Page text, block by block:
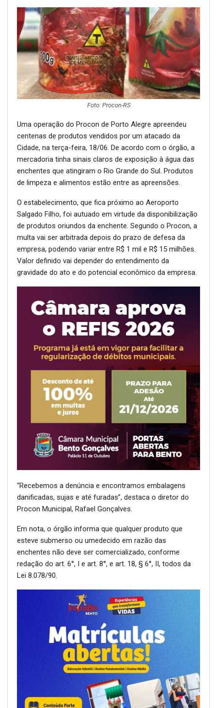
Foto: Procon-RS
Uma operação do Procon de Porto Alegre apreendeu
centenas de produtos vendidos por um atacado da
Cidade, na terça-feira, 18/06. De acordo com o órgão, a
mercadoria tinha sinais claros de exposição à água das
enchentes que atingiram o Rio Grande do Sul. Produtos
de limpeza e alimentos estão entre as apreensões.
O estabelecimento, que fica próximo ao Aeroporto
Salgado Filho, foi autuado em virtude da disponibilização
de produtos oriundos da enchente. Segundo o Procon, a
multa vai ser arbitrada depois do prazo de defesa da
empresa, podendo variar entre R$ 1 mil e R$ 15 milhões.
Valor definido vai depender do entendimento da
gravidade do ato e do potencial econômico da empresa.
“Recebemos a denúncia e encontramos embalagens
danificadas, sujas e até furadas”, destaca o diretor do
Procon Municipal, Rafael Gonçalves.
Em nota, o órgão informa que qualquer produto que
esteve submerso ou umedecido em razão das
enchentes não deve ser comercializado, conforme
redação do art. 6°, I e art. 8°, e art. 18, § 6°, II, todos da
Lei 8.078/90.